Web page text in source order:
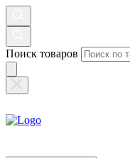
Поиск товаров